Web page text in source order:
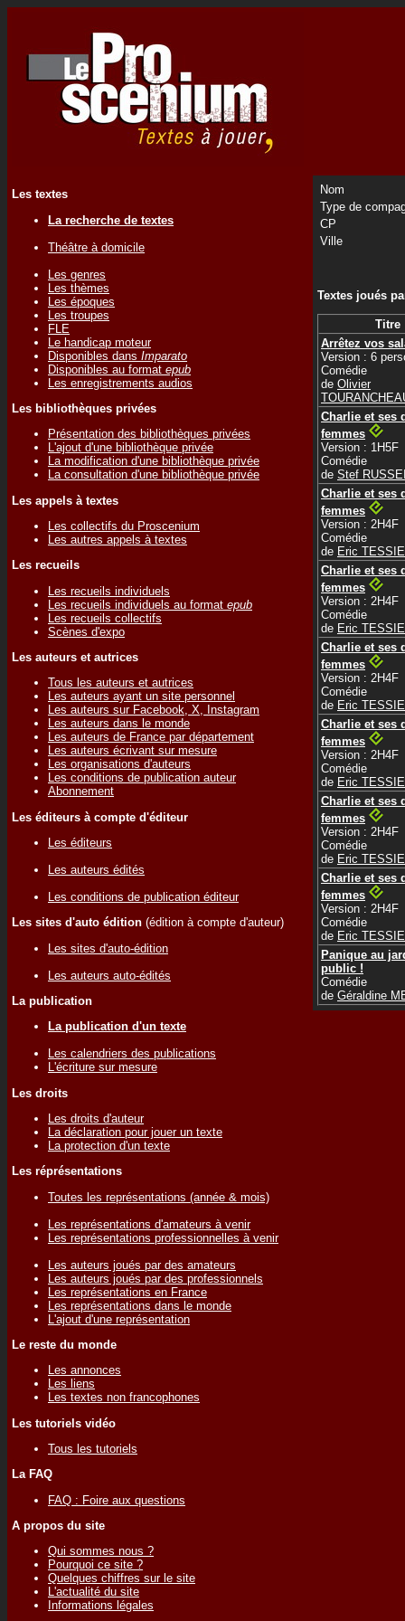
Les textes
La recherche de textes
Théâtre à domicile
Les genres
Les thèmes
Les époques
Les troupes
FLE
Le handicap moteur
Disponibles dans Imparato
Disponibles au format epub
Les enregistrements audios
Les bibliothèques privées
Présentation des bibliothèques privées
L'ajout d'une bibliothèque privée
La modification d'une bibliothèque privée
La consultation d'une bibliothèque privée
Les appels à textes
Les collectifs du Proscenium
Les autres appels à textes
Les recueils
Les recueils individuels
Les recueils individuels au format epub
Les recueils collectifs
Scènes d'expo
Les auteurs et autrices
Tous les auteurs et autrices
Les auteurs ayant un site personnel
Les auteurs sur Facebook, X, Instagram
Les auteurs dans le monde
Les auteurs de France par département
Les auteurs écrivant sur mesure
Les organisations d'auteurs
Les conditions de publication auteur
Abonnement
Les éditeurs à compte d'éditeur
Les éditeurs
Les auteurs édités
Les conditions de publication éditeur
Les sites d'auto édition (édition à compte d'auteur)
Les sites d'auto-édition
Les auteurs auto-édités
La publication
La publication d'un texte
Les calendriers des publications
L'écriture sur mesure
Les droits
Les droits d'auteur
La déclaration pour jouer un texte
La protection d'un texte
Les réprésentations
Toutes les représentations (année & mois)
Les représentations d'amateurs à venir
Les représentations professionnelles à venir
Les auteurs joués par des amateurs
Les auteurs joués par des professionnels
Les représentations en France
Les représentations dans le monde
L'ajout d'une représentation
Le reste du monde
Les annonces
Les liens
Les textes non francophones
Les tutoriels vidéo
Tous les tutoriels
La FAQ
FAQ : Foire aux questions
A propos du site
Qui sommes nous ?
Pourquoi ce site ?
Quelques chiffres sur le site
L'actualité du site
Informations légales
Nom
Type de
CP
Ville
Textes joués
Titre
Arrêtez vos
Version : 6
Comédie
de Olivier
Charlie et ses
femmes
Version : 1H5F
Comédie
de Stef
Charlie et ses
femmes
Version : 2H4F
Comédie
de Eric
Charlie et ses
femmes
Version : 2H4F
Comédie
de Eric
Charlie et ses
femmes
Version : 2H4F
Comédie
de Eric
Charlie et ses
femmes
Version : 2H4F
Comédie
de Eric
Charlie et ses
femmes
Version : 2H4F
Comédie
de Eric
Charlie et ses
femmes
Version : 2H4F
Comédie
de Eric
Panique au
public !
Comédie
de Géraldine